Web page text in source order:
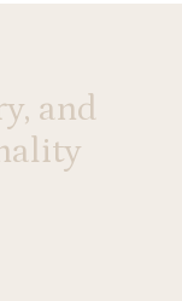
and